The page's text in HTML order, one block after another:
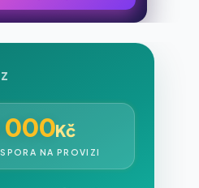
000Kč
NA PROVIZI